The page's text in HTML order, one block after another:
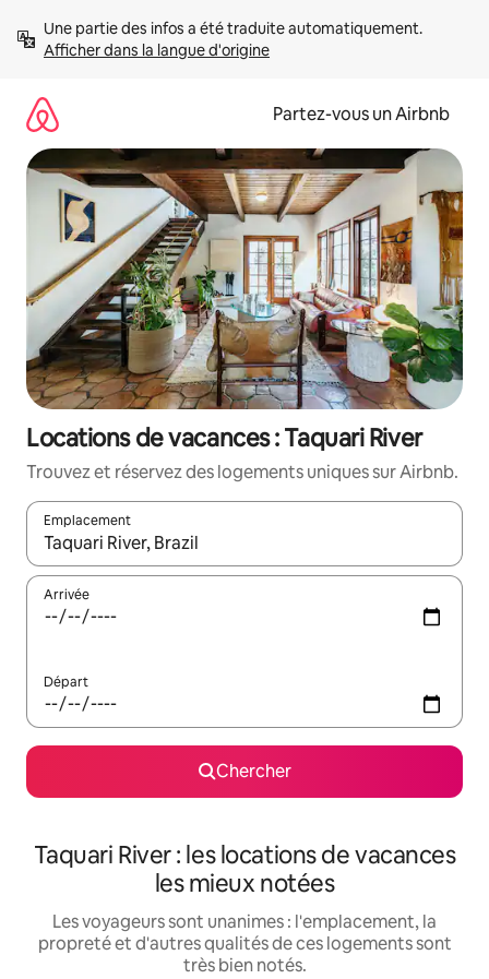
directement
Afficher dans la langue d'origine
Partez-vous un Airbnb
Locations de vacances : Taquari River
Trouvez et réservez des logements uniques sur Airbnb.
Emplacement
Quand les résultats sont affichés, parcourez-les en utilisant
Arrivée
Départ
Chercher
Taquari River : les locations de vacances
les mieux notées
Les voyageurs sont unanimes : l'emplacement, la
propreté et d'autres qualités de ces logements sont
très bien notés.